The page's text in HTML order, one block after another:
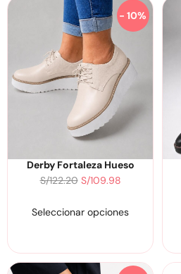
- 10%
Derby Fortaleza Hueso
S/122.20 S/109.98
Seleccionar opciones